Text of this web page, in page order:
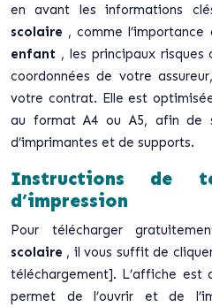
en avant les informations
scolaire , comme l’importance
enfant , les principaux risques
coordonnées de votre
votre contrat. Elle est
au format A4 ou A5, afin de
d’imprimantes et de supports.
Instructions de
d’impression
Pour télécharger
scolaire , il vous suffit de
téléchargement]. L’affiche est
permet de l’ouvrir et de